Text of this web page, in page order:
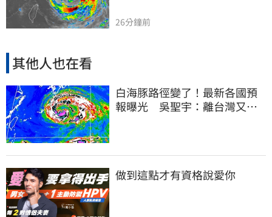
26分鐘前
其他人也在看
白海豚路徑變了！最新各國預
報曝光 吳聖宇：離台灣又更
做到這點才有資格說愛你